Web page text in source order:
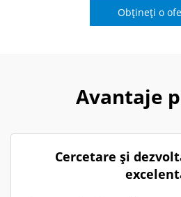
Obțineți o
Avantaje
Cercetare și